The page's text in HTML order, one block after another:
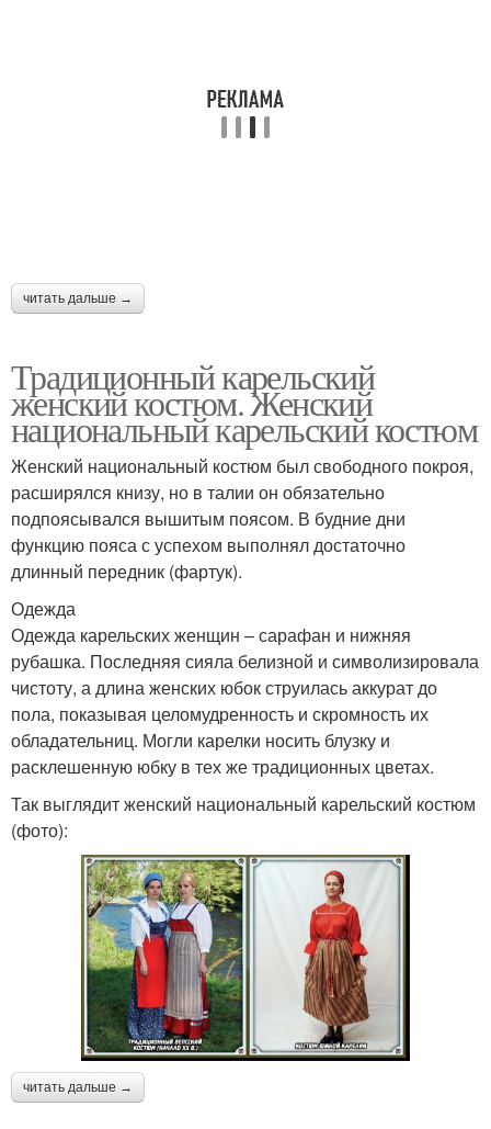
читать дальше →
Традиционный карельский
женский костюм. Женский
национальный карельский костюм
Женский национальный костюм был свободного покроя,
расширялся книзу, но в талии он обязательно
подпоясывался вышитым поясом. В будние дни
функцию пояса с успехом выполнял достаточно
длинный передник (фартук).
Одежда
Одежда карельских женщин – сарафан и нижняя
рубашка. Последняя сияла белизной и символизировала
чистоту, а длина женских юбок струилась аккурат до
пола, показывая целомудренность и скромность их
обладательниц. Могли карелки носить блузку и
расклешенную юбку в тех же традиционных цветах.
Так выглядит женский национальный карельский костюм
(фото):
читать дальше →